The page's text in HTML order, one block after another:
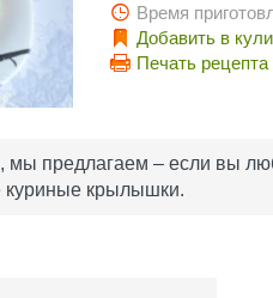
Время
Добавить в
Печать рецепта
мы предлагаем – если вы
куриные крылышки.